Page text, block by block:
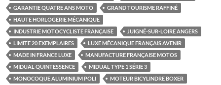
GARANTIE QUATRE ANS MOTO
GRAND TOURISME RAFFINÉ
HAUTE HORLOGERIE MÉCANIQUE
INDUSTRIE MOTOCYCLISTE FRANÇAISE
JUIGNÉ-SUR-LOIRE ANGERS
LIMITE 20 EXEMPLAIRES
LUXE MÉCANIQUE FRANÇAIS AVENIR
MADE IN FRANCE LUXE
MANUFACTURE FRANÇAISE MOTOS
MIDUAL QUINTESSENCE
MIDUAL TYPE 1 SÉRIE 3
MONOCOQUE ALUMINIUM POLI
MOTEUR BICYLINDRE BOXER